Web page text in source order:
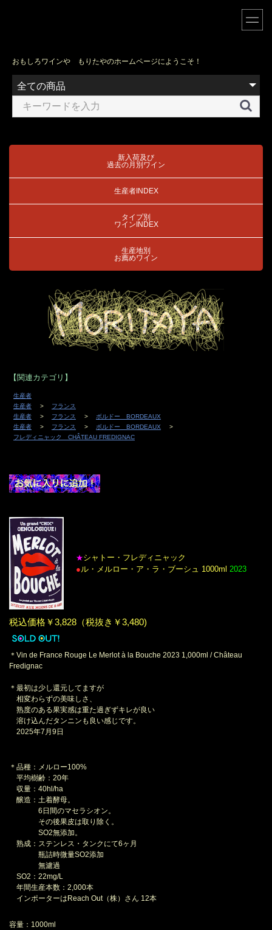
おもしろワインや もりたやのホームページにようこそ！
新入荷及び
過去の月別ワイン
生産者INDEX
タイプ別
ワインINDEX
生産地別
お薦めワイン
【関連カテゴリ】
生産者
生産者
フランス
生産者
フランス
ボルドー BORDEAUX
生産者
フランス
ボルドー BORDEAUX
フレディニャック CHÂTEAU FREDIGNAC
★シャトー・フレディニャック
● ル・メルロー・ア・ラ・ブーシュ 1000ml 2023
税込価格￥3,828（税抜き￥3,480)
＊Vin de France Rouge Le Merlot à la Bouche 2023 1,000ml / Château
Fredignac
＊最初は少し還元してますが
相変わらずの美味しさ、
熟度のある果実感は重た過ぎずキレが良い
溶け込んだタンニンも良い感じです。
2025年7月9日
＊品種：メルロー100%
平均樹齢：20年
収量：40hl/ha
醸造：土着酵母。
6日間のマセラシオン。
その後果皮は取り除く。
SO2無添加。
熟成：ステンレス・タンクにて6ヶ月
瓶詰時微量SO2添加
無濾過
SO2：22mg/L
年間生産本数：2,000本
インポーターはReach Out（株）さん 12本
容量：1000ml